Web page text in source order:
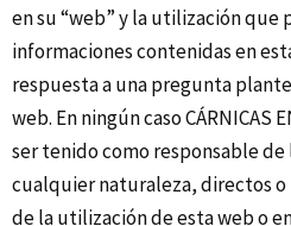
en su “web” y la utilización que
informaciones contenidas en
respuesta a una pregunta
web. En ningún caso CÁRNICAS
ser tenido como responsable
cualquier naturaleza, directos
de la utilización de esta web o